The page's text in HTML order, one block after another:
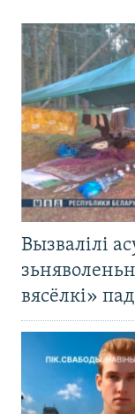
Вызвалілі
вясёлкі»